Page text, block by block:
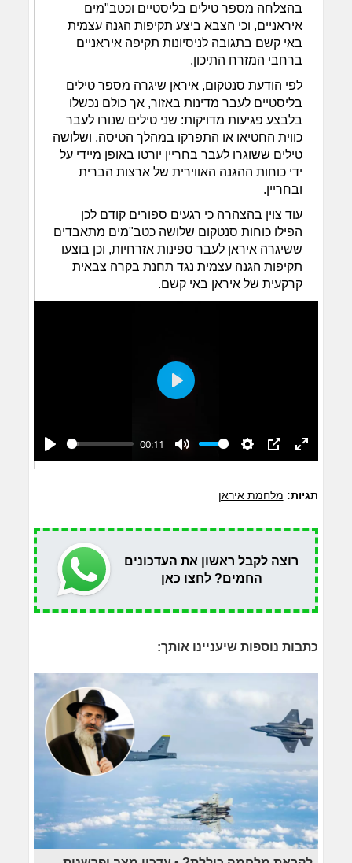
בהצלחה מספר טילים בליסטיים וכטב"מים
איראניים, וכי הצבא ביצע תקיפות הגנה עצמית
באי קשם בתגובה לניסיונות תקיפה איראניים
ברחבי המזרח התיכון.
לפי הודעת סנטקום, איראן שיגרה מספר טילים
בליסטיים לעבר מדינות באזור, אך כולם נכשלו
בלבצע פגיעות מדויקות: שני טילים שנורו לעבר
כווית החטיאו או התפרקו במהלך הטיסה, ושלושה
טילים ששוגרו לעבר בחריין יורטו באופן מיידי על
ידי כוחות ההגנה האווירית של ארצות הברית
ובחריין.
עוד צוין בהצהרה כי רגעים ספורים קודם לכן
הפילו כוחות סנטקום שלושה כטב"מים מתאבדים
ששיגרה איראן לעבר ספינות אזרחיות, וכן בוצעו
תקיפות הגנה עצמית נגד תחנת בקרה צבאית
קרקעית של איראן באי קשם.
Play
00:11
Mute Settings PIPEnter
Play
תגיות: מלחמת איראן
רוצה לקבל ראשון את העדכונים
החמים? לחצו כאן
כתבות נוספות שיעניינו אותך: